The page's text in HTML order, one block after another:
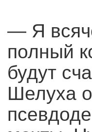
— Я
полный
будут
Шелуха